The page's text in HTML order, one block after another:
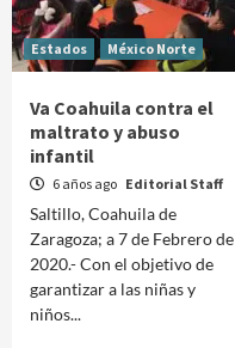
Estados México Norte
Va Coahuila contra el
maltrato y abuso
infantil
6 años ago Editorial Staff
Saltillo, Coahuila de
Zaragoza; a 7 de Febrero de
2020.- Con el objetivo de
garantizar a las niñas y
niños...